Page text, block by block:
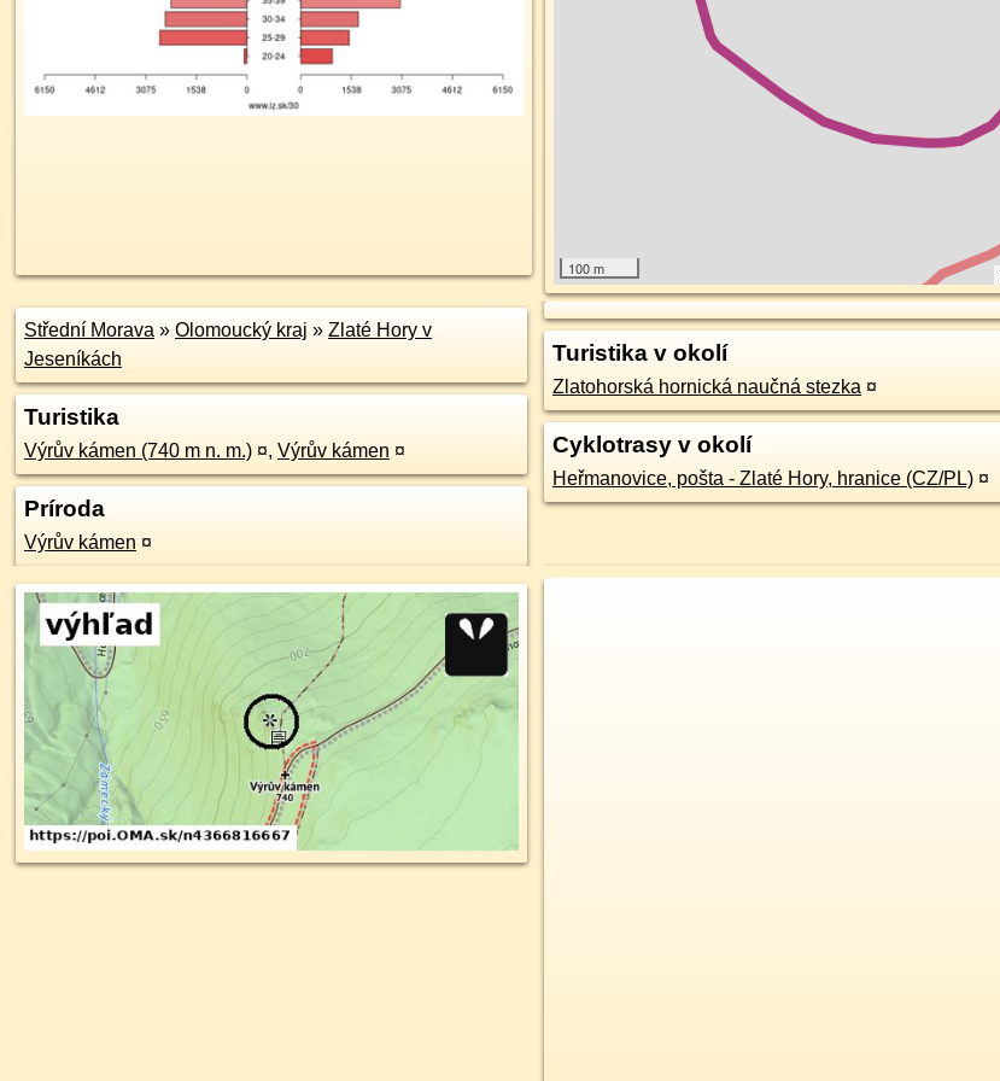
100 m
Střední Morava » Olomoucký kraj » Zlaté Hory v
Jeseníkách
Turistika
Výrův kámen (740 m n. m.) ¤, Výrův kámen ¤
Príroda
Výrův kámen ¤
Turistika v okolí
Zlatohorská hornická naučná stezka ¤
Cyklotrasy v okolí
Heřmanovice, pošta - Zlaté Hory, hranice (CZ/PL) ¤